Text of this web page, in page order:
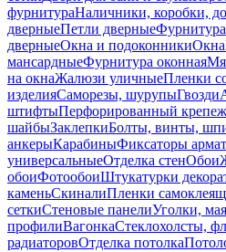
фурнитураНаличники, коробки,
дверныеПетли дверные
дверныеОкна и подоконникиОкна
мансардныеФурнитура оконная
на окнаЖалюзи уличныеПленки
изделияСаморезы, шурупыГвозди
штифтыПерфорированный крепеж
шайбыЗаклепкиБолты, винты,
анкерыКарабиныФиксаторы
универсальныеОтделка стенОбои
обоиФотообоиШтукатурки
каменьСкиналиПленки
сеткиСтеновые панелиУголки,
профилиВагонкаСтеклохолсты,
радиаторовОтделка потолка